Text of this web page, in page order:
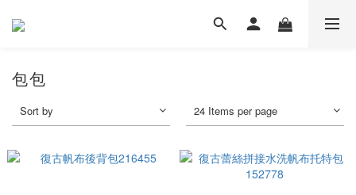
包包
Sort by 24 Items per page